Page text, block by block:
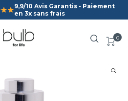
9,9/10 Avis Garantis - Paiement
en 3x sans frais
0